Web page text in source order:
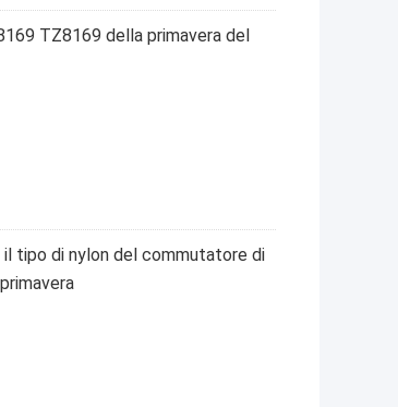
TZ8169 della primavera del
tipo di nylon del commutatore di